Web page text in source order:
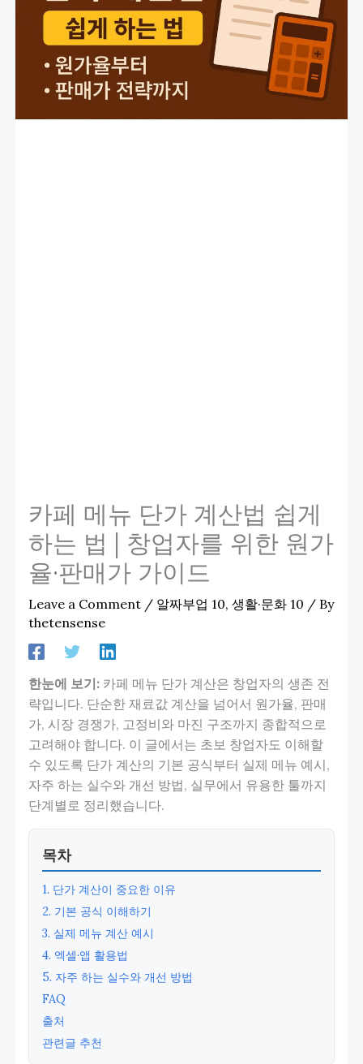
카페 메뉴 단가 계산법 쉽게
하는 법 | 창업자를 위한 원가
율·판매가 가이드
Leave a Comment / 알짜부업 10, 생활·문화 10 / By
thetensense
한눈에 보기: 카페 메뉴 단가 계산은 창업자의 생존 전
략입니다. 단순한 재료값 계산을 넘어서 원가율, 판매
가, 시장 경쟁가, 고정비와 마진 구조까지 종합적으로
고려해야 합니다. 이 글에서는 초보 창업자도 이해할
수 있도록 단가 계산의 기본 공식부터 실제 메뉴 예시,
자주 하는 실수와 개선 방법, 실무에서 유용한 툴까지
단계별로 정리했습니다.
목차
1. 단가 계산이 중요한 이유
2. 기본 공식 이해하기
3. 실제 메뉴 계산 예시
4. 엑셀·앱 활용법
5. 자주 하는 실수와 개선 방법
FAQ
출처
관련글 추천